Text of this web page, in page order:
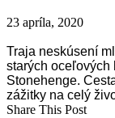
23 apríla, 2020
Traja neskúsení
starých oceľových
Stonehenge.
zážitky na celý
Share This Post